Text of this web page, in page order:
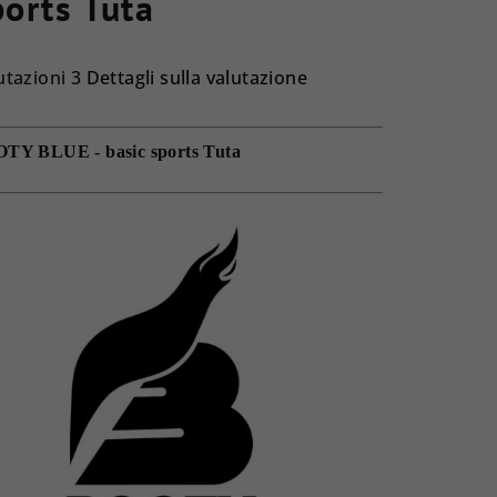
3 Dettagli sulla valutazione
BLUE - basic sports Tuta